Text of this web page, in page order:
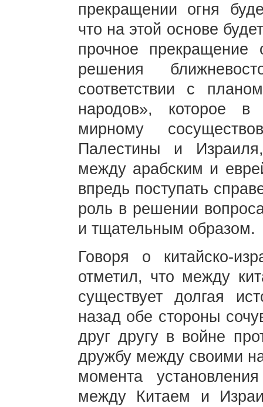
прекращении огня
что на этой основе
прочное прекращение
решения
соответствии с
народов», которое в
мирному
Палестины и
между арабским и
впредь поступать
роль в решении
и тщательным образом.
Говоря о китайско-
отметил, что между
существует долгая
назад обе стороны
друг другу в войне
дружбу между своими
момента
между Китаем и